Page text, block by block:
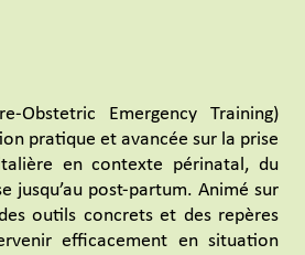
Obstetric Emergency Training)
pratique et avancée sur la prise
en contexte périnatal, du
jusqu’au post-partum. Animé sur
outils concrets et des repères
efficacement en situation